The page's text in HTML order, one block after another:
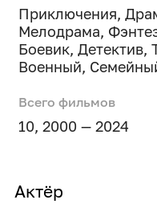
Приключения,
Мелодрама,
Боевик, Детектив,
Военный,
Всего фильмов
10, 2000 — 2024
Актёр